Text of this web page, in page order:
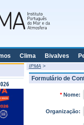
Clima Bivalves
IPMA >
Formulário de
*Nome:
Organização: